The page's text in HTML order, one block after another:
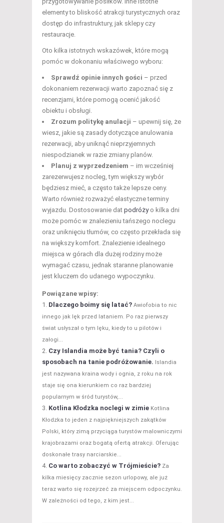
elementy to bliskość atrakcji turystycznych oraz
dostęp do infrastruktury, jak sklepy czy
restauracje.
Oto kilka istotnych wskazówek, które mogą
pomóc w dokonaniu właściwego wyboru:
Sprawdź opinie innych gości – przed
dokonaniem rezerwacji warto zapoznać się z
recenzjami, które pomogą ocenić jakość
obiektu i obsługi.
Zrozum politykę anulacji – upewnij się, że
wiesz, jakie są zasady dotyczące anulowania
rezerwacji, aby uniknąć nieprzyjemnych
niespodzianek w razie zmiany planów.
Planuj z wyprzedzeniem – im wcześniej
zarezerwujesz nocleg, tym większy wybór
będziesz mieć, a często także lepsze ceny.
Warto również rozważyć elastyczne terminy
wyjazdu. Dostosowanie dat podróżyo kilka dni
może pomóc w znalezieniu tańszego noclegu
oraz uniknięciu tłumów, co często przekłada się
na większy komfort. Znalezienie idealnego
miejsca w górach dla dużej rodziny może
wymagać czasu, jednak staranne planowanie
jest kluczem do udanego wypoczynku.
Powiązane wpisy:
Dlaczego boimy się latać? Awiofobia to nic
innego jak lęk przed lataniem. Po raz pierwszy
świat usłyszał o tym lęku, kiedy to u pilotów i
załogi...
Czy Islandia może być tania? Czyli o
sposobach na tanie podróżowanie. Islandia
jest nazywana kraina wody i ognia, z roku na rok
staje się ona kierunkiem co raz bardziej
popularnym w śród turystów,...
Kotlina Kłodzka noclegi w zimie Kotlina
Kłodzka to jeden z najpiękniejszych zakątków
Polski, który zimą przyciąga turystów malowniczymi
krajobrazami oraz bogatą ofertą atrakcji. Oferując
doskonałe trasy narciarskie...
Co warto zobaczyć w Trójmieście? Za
kilka miesięcy zacznie sezon urlopowy, ale już
teraz warto się rozejrzeć za miejscem odpoczynku.
W zależności od tego, z kim jest...